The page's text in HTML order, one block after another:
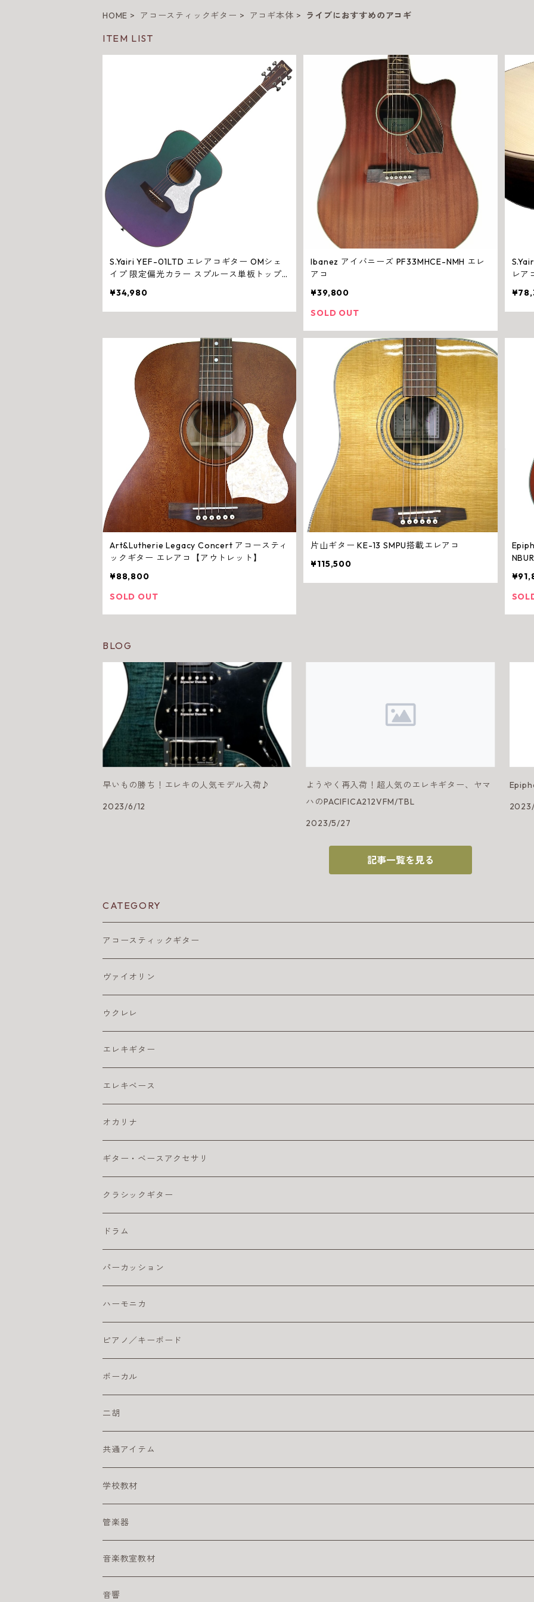
HOME アコースティックギター アコギ本体 ライブにおすすめのアコギ
ITEM LIST
S.Yairi YEF-01LTD エレアコギター OMシェ
イプ 限定偏光カラー スプルース単板トップ
¥34,980
Ibanez アイバニーズ PF33MHCE-NMH エレ
アコ
¥39,800
SOLD OUT
レア
Art&Lutherie Legacy Concert アコースティ
ックギター エレアコ【アウトレット】
¥88,800
SOLD OUT
片山ギター KE-13 SMPU搭載エレアコ
¥115,500
BLOG
早いもの勝ち！エレキの人気モデル入荷♪
2023/6/12
ようやく再入荷！超人気のエレキギター、ヤマ
ハのPACIFICA212VFM/TBL
2023/5/27
記事一覧を見る
CATEGORY
アコースティックギター
アコギ アクセサリ
アコギ チューナー
アコギ ピックアップ
楽器ケーブル
アコギ アンプ
アコギ 弦
アコギ弦 お買得パック
コーティング弦
アコギ本体
おとなにおすすめのアコギ
ライブにおすすめのアコギ
ヴァイオリン
バイオリン弦
4/4
松脂
ウクレレ
ウクレレ アクセサリ
ウクレレ チューナー
ウクレレ ピックアップ
ウクレレベース
コンサート・ウクレレ
ウクレレ初心者セット
ライブにおすすめのウクレレ
ソプラノ ウクレレ
プレゼント向きのウクレレ
初心者セット／ソプラノウクレレ
テナー・ウクレレ
エレキギター
エレキ アクセサリ
カポ
ギター チューナー
エレキ アンプ
エレキ エフェクター
エレキギター弦
エレキ弦 お買得パック
エレキギター本体
おとなにオススメのエレキギター
こどもにオススメのエレキギター
エレキベース
ベース アクセサリ
クリーナー・ワックス
その他
ベース エフェクター
ベース 弦
ベースアンプ
練習用ベースアンプ
ベース本体
ライブにおすすめのベース
初心者におすすめのベース
オカリナ
アルト
初心者におすすめのオカリナ（アルト）
ソプラノ
初心者におすすめのオカリナ
テナー
ギター・ベースアクセサリ
カポタスト
ギターチューナー
クリーナー・ワックス
ストラップ
その他
ヘッドフォン
ピック
ピックアップ
楽器ケーブル
クラシックギター
クラシック アクセサリ
ギター チューナー
クラシックギター ピックアップ
クラシックギター弦
コーティング弦
クラシックギター本体
おとなにおすすめのクラシックギター
こどもにオススメのクラシックギター
ドラム
ドラム アクセサリ
その他
ドラムセット
おすすめのドラムセット
ドラム・アクセサリー
ペダル
シンバル
電子ドラム用アンプ
ドラムスティック
パーカッション
初心者におすすめ
カホン本体
カリンバ
ハーモニカ
テンホールズ（ブルースハープ）
スズキ
複音ハーモニカ
スズキ
ピアノ／キーボード
電子ピアノ／キーボード
キーボードアンプ
初心者におすすめのキーボード
ボーカル
二胡
二胡セット
初心者におすすめの二胡
共通アイテム
クリーナー
その他
ヘッドフォン
ライブに便利なグッズ
学校教材
リコーダー
アルト リコーダー
ソプラノ リコーダー
鍵盤ハーモニカ
メロディオン パーツ
管楽器
アルトサックス
サックスリード
テナーサックス
音楽教室教材
幼児向け
音響